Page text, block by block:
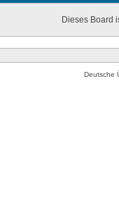
Dieses Board
Deutsche